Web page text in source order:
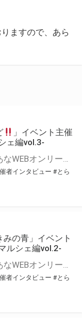
ますので、あら
」イベント主催
ェ編vol.3-
こんにちは、とらのあなWEBオンリー運営スタッフです。 新たにお届けする、イベント主催者インタビュー-マルシェ編-は、 とらのあなWEBオンリー「マルシェ」をご利用した主催様に 「マルシェ」を使って開催した感想や心がけをお聞きする企画です。 今回は、WEBオンリー初開催「つるみかるぱれーど
者インタビュー #とら
みの青」イベント
ルシェ編vol.2-
こんにちは、とらのあなWEBオンリー運営スタッフです。 新たにお届けする、イベント主催者インタビュー-マルシェ編-は、 とらのあなWEBオンリー「マルシェ」をご利用の主催様に 「マルシェ」を使ってイベントを開催した感想や心がけをお聞きする企画です。 今回は、WEBオンリー初開催「駄菓子と唐揚げ、きみの青」より、 主催のぎこ六屋様にお話を伺いました。 協力：ぎこ六屋様／イベント公式Twitter（@krkgwks） とらのあなWEBオンリー「マルシェ」とは？ WEBオンリーでリアルタイムでコミュニケーションがとれるオンライン会場です。
者インタビュー #とら